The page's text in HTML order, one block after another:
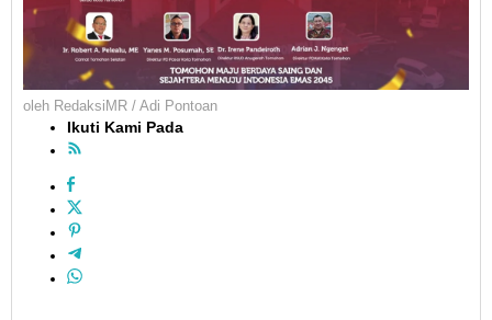
oleh RedaksiMR / Adi Pontoan
Ikuti Kami Pada